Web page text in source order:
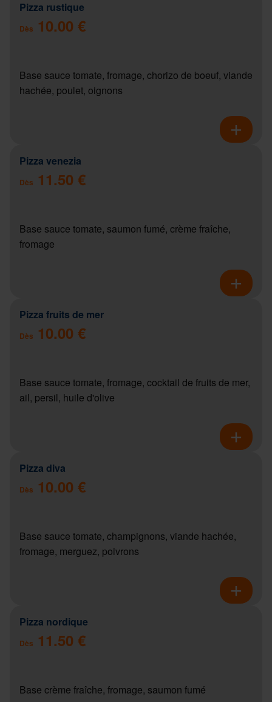
Pizza rustique
Dès 10.00 €
Base sauce tomate, fromage, chorizo de boeuf, viande
hachée, poulet, oignons
Pizza venezia
Dès 11.50 €
Base sauce tomate, saumon fumé, crème fraîche,
fromage
Pizza fruits de mer
Dès 10.00 €
Base sauce tomate, fromage, cocktail de fruits de mer,
ail, persil, huile d'olive
Pizza diva
Dès 10.00 €
Base sauce tomate, champignons, viande hachée,
fromage, merguez, poivrons
Pizza nordique
Dès 11.50 €
Base crème fraîche, fromage, saumon fumé